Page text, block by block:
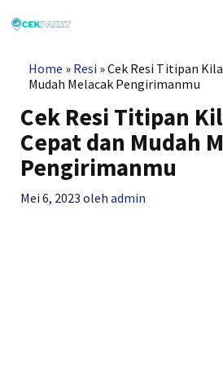
ke
Home » Resi »Cek Resi Titipan
Mudah Melacak Pengirimanmu
Cek Resi Titipan
Cepat dan Mudah
Pengirimanmu
Mei 6, 2023 olehadmin